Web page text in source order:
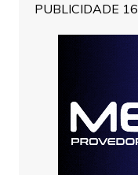
PUBLICIDADE 16